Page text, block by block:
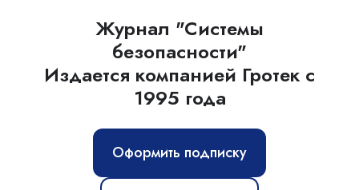
Журнал "Системы
безопасности"
Издается компанией Гротек с
1995 года
Оформить подписку